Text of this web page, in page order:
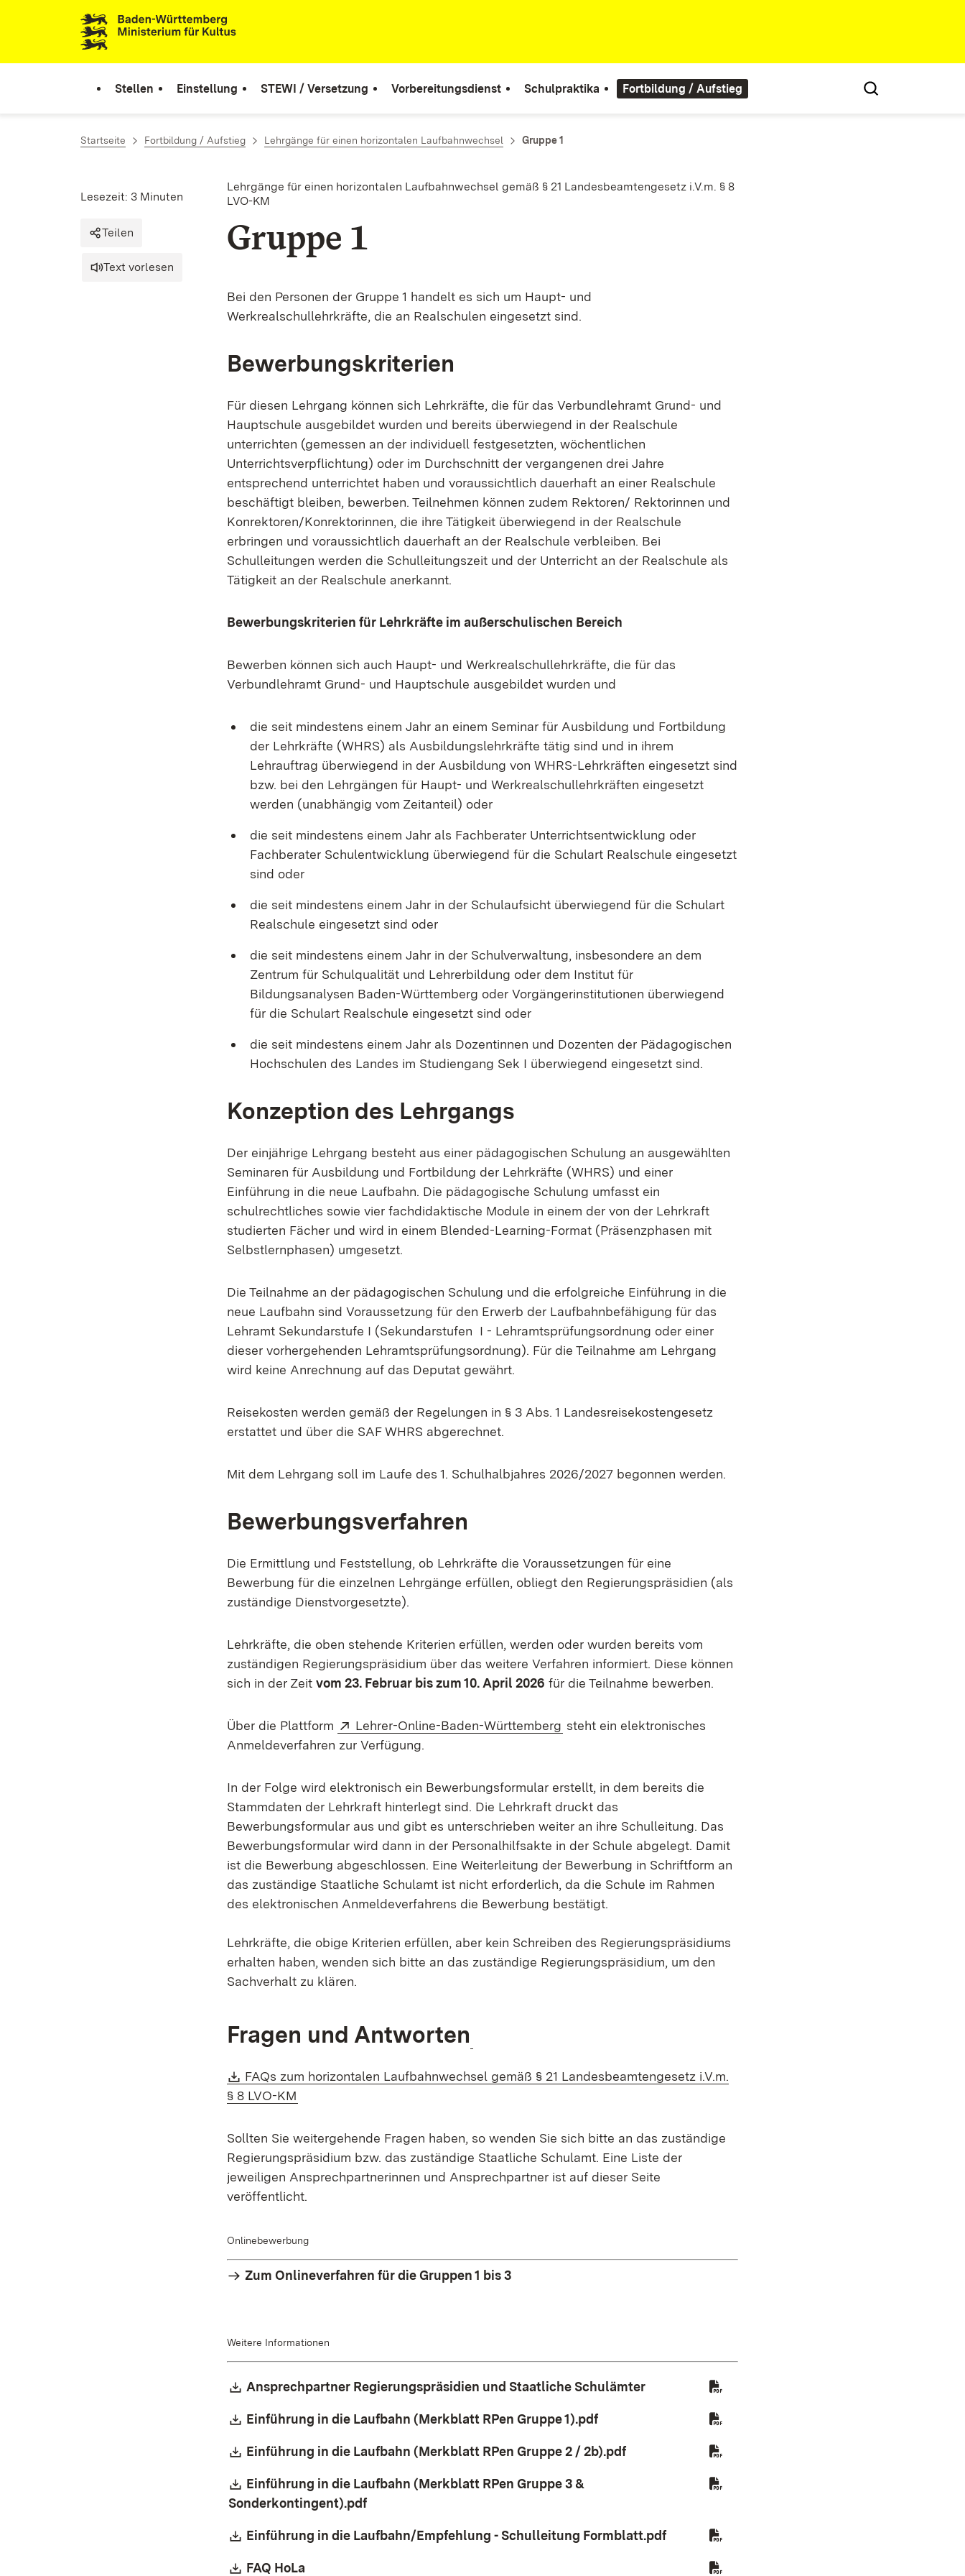
Zum Inhalt springen
Link zur Startseite
Stellen Einstellung STEWI / Versetzung Vorbereitungsdienst Schulpraktika Fortbildung / Aufstieg
Startseite Fortbildung / Aufstieg Lehrgänge für einen horizontalen Laufbahnwechsel Gruppe 1
Lehrgänge für einen horizontalen Laufbahnwechsel gemäß § 21 Landesbeamtengesetz i.V.m. § 8
LVO-KM
Gruppe 1
Lesezeit: 3 Minuten
Teilen
Text vorlesen
Bei den Personen der Gruppe 1 handelt es sich um Haupt- und
Werkrealschullehrkräfte, die an Realschulen eingesetzt sind.
Bewerbungskriterien
Für diesen Lehrgang können sich Lehrkräfte, die für das Verbundlehramt Grund- und
Hauptschule ausgebildet wurden und bereits überwiegend in der Realschule
unterrichten (gemessen an der individuell festgesetzten, wöchentlichen
Unterrichtsverpflichtung) oder im Durchschnitt der vergangenen drei Jahre
entsprechend unterrichtet haben und voraussichtlich dauerhaft an einer Realschule
beschäftigt bleiben, bewerben. Teilnehmen können zudem Rektoren/ Rektorinnen und
Konrektoren/Konrektorinnen, die ihre Tätigkeit überwiegend in der Realschule
erbringen und voraussichtlich dauerhaft an der Realschule verbleiben. Bei
Schulleitungen werden die Schulleitungszeit und der Unterricht an der Realschule als
Tätigkeit an der Realschule anerkannt.
Bewerbungskriterien für Lehrkräfte im außerschulischen Bereich
Bewerben können sich auch Haupt- und Werkrealschullehrkräfte, die für das
Verbundlehramt Grund- und Hauptschule ausgebildet wurden und
die seit mindestens einem Jahr an einem Seminar für Ausbildung und Fortbildung
der Lehrkräfte (WHRS) als Ausbildungslehrkräfte tätig sind und in ihrem
Lehrauftrag überwiegend in der Ausbildung von WHRS-Lehrkräften eingesetzt sind
bzw. bei den Lehrgängen für Haupt- und Werkrealschullehrkräften eingesetzt
werden (unabhängig vom Zeitanteil) oder
die seit mindestens einem Jahr als Fachberater Unterrichtsentwicklung oder
Fachberater Schulentwicklung überwiegend für die Schulart Realschule eingesetzt
sind oder
die seit mindestens einem Jahr in der Schulaufsicht überwiegend für die Schulart
Realschule eingesetzt sind oder
die seit mindestens einem Jahr in der Schulverwaltung, insbesondere an dem
Zentrum für Schulqualität und Lehrerbildung oder dem Institut für
Bildungsanalysen Baden-Württemberg oder Vorgängerinstitutionen überwiegend
für die Schulart Realschule eingesetzt sind oder
die seit mindestens einem Jahr als Dozentinnen und Dozenten der Pädagogischen
Hochschulen des Landes im Studiengang Sek I überwiegend eingesetzt sind.
Konzeption des Lehrgangs
Der einjährige Lehrgang besteht aus einer pädagogischen Schulung an ausgewählten
Seminaren für Ausbildung und Fortbildung der Lehrkräfte (WHRS) und einer
Einführung in die neue Laufbahn. Die pädagogische Schulung umfasst ein
schulrechtliches sowie vier fachdidaktische Module in einem der von der Lehrkraft
studierten Fächer und wird in einem Blended-Learning-Format (Präsenzphasen mit
Selbstlernphasen) umgesetzt.
Die Teilnahme an der pädagogischen Schulung und die erfolgreiche Einführung in die
neue Laufbahn sind Voraussetzung für den Erwerb der Laufbahnbefähigung für das
Lehramt Sekundarstufe I (Sekundarstufen I - Lehramtsprüfungsordnung oder einer
dieser vorhergehenden Lehramtsprüfungsordnung). Für die Teilnahme am Lehrgang
wird keine Anrechnung auf das Deputat gewährt.
Reisekosten werden gemäß der Regelungen in § 3 Abs. 1 Landesreisekostengesetz
erstattet und über die SAF WHRS abgerechnet.
Mit dem Lehrgang soll im Laufe des 1. Schulhalbjahres 2026/2027 begonnen werden.
Bewerbungsverfahren
Die Ermittlung und Feststellung, ob Lehrkräfte die Voraussetzungen für eine
Bewerbung für die einzelnen Lehrgänge erfüllen, obliegt den Regierungspräsidien (als
zuständige Dienstvorgesetzte).
Lehrkräfte, die oben stehende Kriterien erfüllen, werden oder wurden bereits vom
zuständigen Regierungspräsidium über das weitere Verfahren informiert. Diese können
sich in der Zeit vom 23. Februar bis zum 10. April 2026 für die Teilnahme bewerben.
Über die Plattform Extern:
Lehrer-Online-Baden-Württemberg (Öffnet in neuem Fenster)
steht ein elektronisches
Anmeldeverfahren zur Verfügung.
In der Folge wird elektronisch ein Bewerbungsformular erstellt, in dem bereits die
Stammdaten der Lehrkraft hinterlegt sind. Die Lehrkraft druckt das
Bewerbungsformular aus und gibt es unterschrieben weiter an ihre Schulleitung. Das
Bewerbungsformular wird dann in der Personalhilfsakte in der Schule abgelegt. Damit
ist die Bewerbung abgeschlossen. Eine Weiterleitung der Bewerbung in Schriftform an
das zuständige Staatliche Schulamt ist nicht erforderlich, da die Schule im Rahmen
des elektronischen Anmeldeverfahrens die Bewerbung bestätigt.
Lehrkräfte, die obige Kriterien erfüllen, aber kein Schreiben des Regierungspräsidiums
erhalten haben, wenden sich bitte an das zuständige Regierungspräsidium, um den
Sachverhalt zu klären.
Fragen und Antworten
Download:
FAQs zum horizontalen Laufbahnwechsel gemäß § 21 Landesbeamtengesetz i.V.m.
§ 8 LVO-KM
Sollten Sie weitergehende Fragen haben, so wenden Sie sich bitte an das zuständige
Regierungspräsidium bzw. das zuständige Staatliche Schulamt. Eine Liste der
jeweiligen Ansprechpartnerinnen und Ansprechpartner ist auf dieser Seite
veröffentlicht.
Onlinebewerbung
Zum Onlineverfahren für die Gruppen 1 bis 3
Weitere Informationen
Download:
Ansprechpartner Regierungspräsidien und Staatliche Schulämter (Öffnet in neuem Fenster)
Download:
Einführung in die Laufbahn (Merkblatt RPen Gruppe 1).pdf (Öffnet in neuem Fenster)
Download:
Einführung in die Laufbahn (Merkblatt RPen Gruppe 2 / 2b).pdf (Öffnet in neuem Fenster)
Download:
Einführung in die Laufbahn (Merkblatt RPen Gruppe 3 &
Sonderkontingent).pdf
Download:
Einführung in die Laufbahn/Empfehlung - Schulleitung Formblatt.pdf (Öffnet in neuem Fenster)
Download:
FAQ HoLa